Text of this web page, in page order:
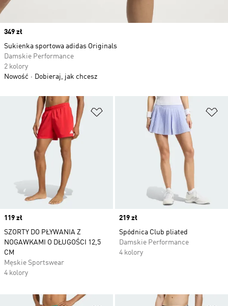
Dodaj do listy życzeń
Price
119 zł
SZORTY DO PŁYWANIA Z
NOGAWKAMI O DŁUGOŚCI 12,5
CM
Męskie Sportswear
4 kolory
Price
219 zł
Spódnica Club pliated
Damskie Performance
4 kolory
Price
349 zł
Sukienka sportowa adidas Originals
Damskie Performance
2 kolory
Nowość
Dobieraj, jak chcesz